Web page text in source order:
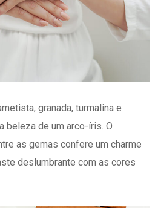
granada, turmalina e
beleza de um arco-íris. O
as gemas confere um charme
deslumbrante com as cores